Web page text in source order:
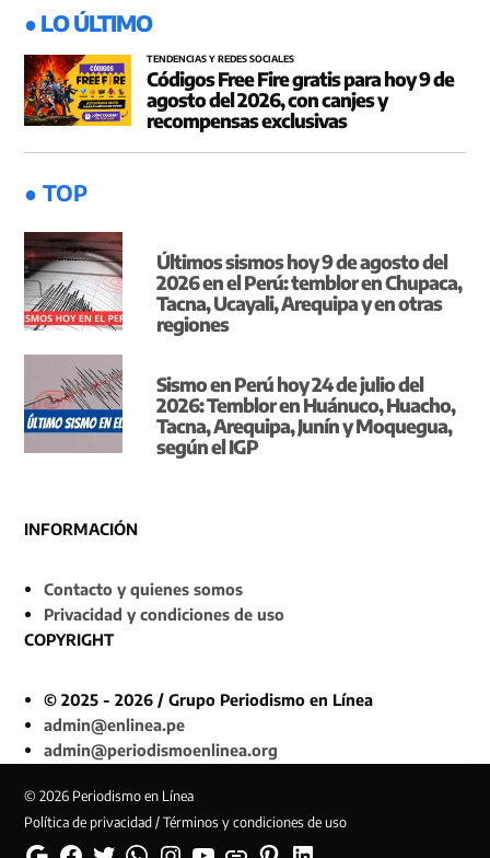
● LO ÚLTIMO
TENDENCIAS Y REDES SOCIALES
Códigos Free Fire gratis para hoy 9 de
agosto del 2026, con canjes y
recompensas exclusivas
● TOP
Últimos sismos hoy 9 de agosto del
2026 en el Perú: temblor en Chupaca,
Tacna, Ucayali, Arequipa y en otras
regiones
Sismo en Perú hoy 24 de julio del
2026: Temblor en Huánuco, Huacho,
Tacna, Arequipa, Junín y Moquegua,
según el IGP
INFORMACIÓN
Contacto y quienes somos
Privacidad y condiciones de uso
COPYRIGHT
© 2025 - 2026 / Grupo Periodismo en Línea
admin@enlinea.pe
admin@periodismoenlinea.org
© 2026 Periodismo en Línea
Política de privacidad / Términos y condiciones de uso
GoogleFacebookTwitterWhatsappInstagramYouTubeWeb PinterestLinkedin